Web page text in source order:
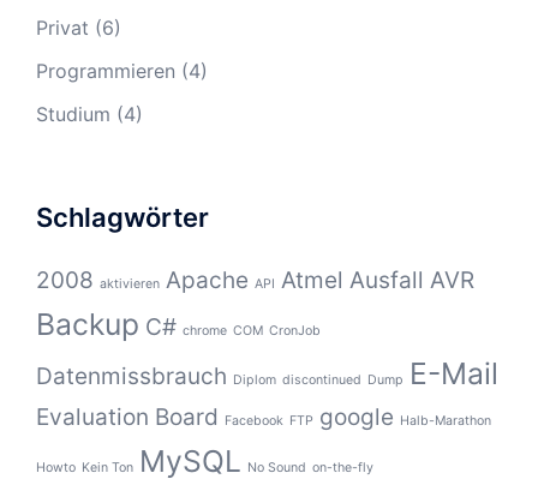
Privat (6)
Programmieren (4)
Studium (4)
Schlagwörter
2008 aktivieren Apache API Atmel Ausfall AVR
Backup C# chrome COM CronJob
Datenmissbrauch Diplom discontinued Dump E-Mail
Evaluation Board Facebook FTP google Halb-Marathon
Howto Kein Ton MySQL No Sound on-the-fly